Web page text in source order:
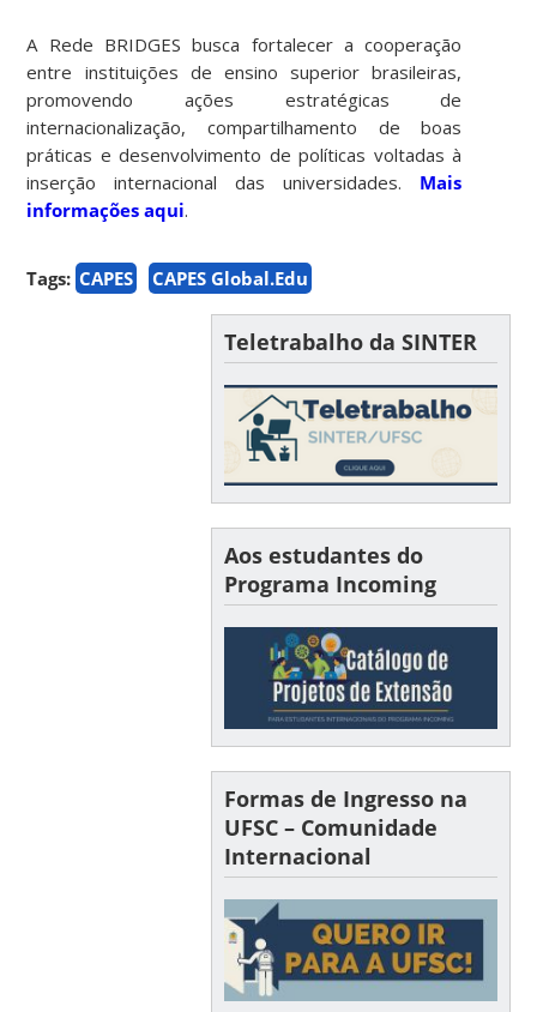
A Rede BRIDGES busca fortalecer a cooperação
entre instituições de ensino superior brasileiras,
promovendo ações estratégicas de
internacionalização, compartilhamento de boas
práticas e desenvolvimento de políticas voltadas à
inserção internacional das universidades. Mais
informações aqui.
Tags: CAPES CAPES Global.Edu
Teletrabalho da SINTER
Aos estudantes do
Programa Incoming
Formas de Ingresso na
UFSC – Comunidade
Internacional